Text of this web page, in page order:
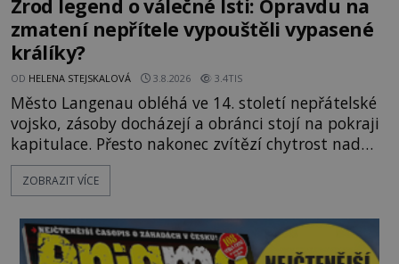
Zrod legend o válečné lsti: Opravdu na
zmatení nepřítele vypouštěli vypasené
králíky?
OD HELENA STEJSKALOVÁ 3.8.2026 3.4TIS
Město Langenau obléhá ve 14. století nepřátelské
vojsko, zásoby docházejí a obránci stojí na pokraji
kapitulace. Přesto nakonec zvítězí chytrost nad
hrubou silou. Podle staré německé legendy vypustí
obyvatelé za hradby dobře živeného králíka, aby
dost. Čas pracuje pro obléhatele. Ve městě ubývají
zásoby a každý den znamená další porci strádá
ZOBRAZIT VÍCE